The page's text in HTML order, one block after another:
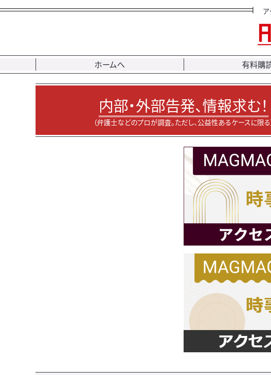
ホームへ 有料購
内部・外部告発、情報求む！
（弁護士などのプロが調査。ただし、公益性あるケースに限る